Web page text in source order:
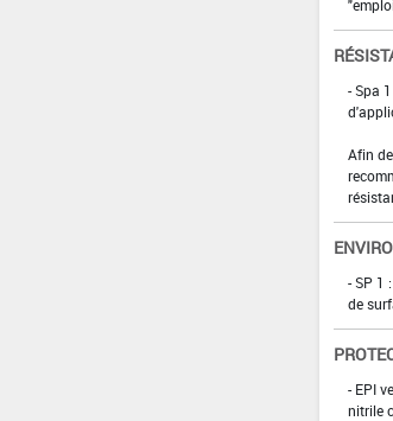
- Spa
Afin
- SP 1
de
- EPI
nitrile